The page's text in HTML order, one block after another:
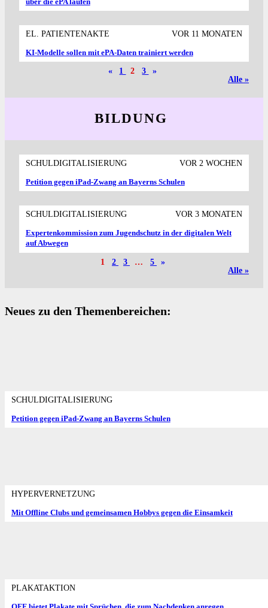
EL. PATIENTENAKTE VOR 11 MONATEN
KI-Modelle sollen mit ePA-Daten trainiert werden
« 1 2 3
»
Alle »
BILDUNG
SCHULDIGITALISIERUNG VOR 2 WOCHEN
Petition gegen iPad-Zwang an Bayerns Schulen
SCHULDIGITALISIERUNG VOR 3 MONATEN
Expertenkommission zum Jugendschutz in der digitalen Welt
auf Abwegen
1 2 3 … 5
»
Alle »
Neues zu den Themenbereichen:
SCHULDIGITALISIERUNG
Petition gegen iPad-Zwang an Bayerns Schulen
HYPERVERNETZUNG
Mit Offline Clubs und gemeinsamen Hobbys gegen die Einsamkeit
PLAKATAKTION